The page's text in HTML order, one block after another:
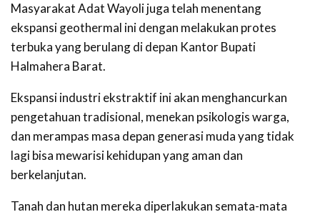
Masyarakat Adat Wayoli juga telah menentang
ekspansi geothermal ini dengan melakukan protes
terbuka yang berulang di depan Kantor Bupati
Halmahera Barat.
Ekspansi industri ekstraktif ini akan menghancurkan
pengetahuan tradisional, menekan psikologis warga,
dan merampas masa depan generasi muda yang tidak
lagi bisa mewarisi kehidupan yang aman dan
berkelanjutan.
Tanah dan hutan mereka diperlakukan semata-mata